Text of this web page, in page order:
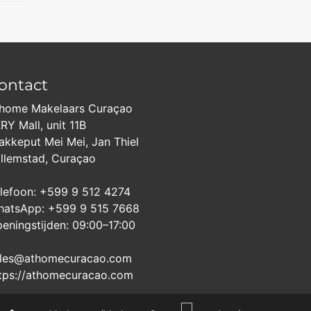
Makelaars Curaçao
Mall, unit 11B
Mei Mei, Jan Thiel
Curaçao
+599 9 512 4274
+599 9 515 7668
09:00–17:00
athomecuracao.com